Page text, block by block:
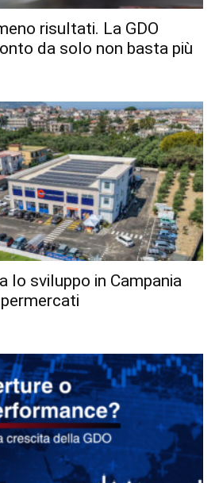
risultati. La GDO
da solo non basta più
lo sviluppo in Campania